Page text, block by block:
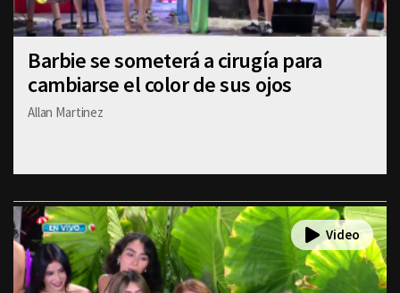
Barbie se someterá a cirugía para
cambiarse el color de sus ojos
Allan Martinez